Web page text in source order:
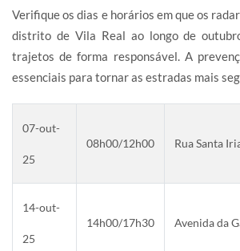
Verifique os dias e horários em que os
distrito de Vila Real ao longo de
trajetos de forma responsável. A
essenciais para tornar as estradas mais
07-out-
25
08h00/12h00 Rua Santa
14-out-
25
14h00/17h30 Avenida da